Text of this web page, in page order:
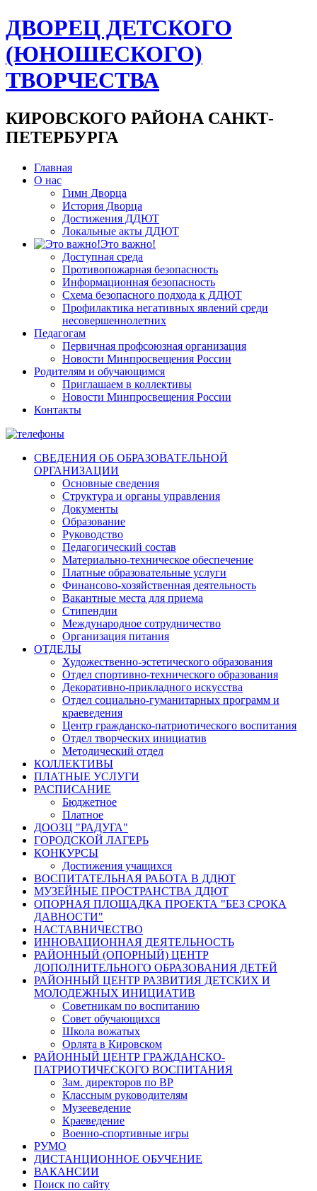
ДВОРЕЦ ДЕТСКОГО
(ЮНОШЕСКОГО)
ТВОРЧЕСТВА
КИРОВСКОГО РАЙОНА САНКТ-
ПЕТЕРБУРГА
Главная
О нас
Гимн Дворца
История Дворца
Достижения ДДЮТ
Локальные акты ДДЮТ
Это важно!
Доступная среда
Противопожарная безопасность
Информационная безопасность
Схема безопасного подхода к ДДЮТ
Профилактика негативных явлений среди
несовершеннолетних
Педагогам
Первичная профсоюзная организация
Новости Минпросвещения России
Родителям и обучающимся
Приглашаем в коллективы
Новости Минпросвещения России
Контакты
СВЕДЕНИЯ ОБ ОБРАЗОВАТЕЛЬНОЙ
ОРГАНИЗАЦИИ
Основные сведения
Структура и органы управления
Документы
Образование
Руководство
Педагогический состав
Материально-техническое обеспечение
Платные образовательные услуги
Финансово-хозяйственная деятельность
Вакантные места для приема
Стипендии
Международное сотрудничество
Организация питания
ОТДЕЛЫ
Художественно-эстетического образования
Отдел спортивно-технического образования
Декоративно-прикладного искусства
Отдел социально-гуманитарных программ и
краеведения
Центр гражданско-патриотического воспитания
Отдел творческих инициатив
Методический отдел
КОЛЛЕКТИВЫ
ПЛАТНЫЕ УСЛУГИ
РАСПИСАНИЕ
Бюджетное
Платное
ДООЗЦ "РАДУГА"
ГОРОДСКОЙ ЛАГЕРЬ
КОНКУРСЫ
Достижения учащихся
ВОСПИТАТЕЛЬНАЯ РАБОТА В ДДЮТ
МУЗЕЙНЫЕ ПРОСТРАНСТВА ДДЮТ
ОПОРНАЯ ПЛОЩАДКА ПРОЕКТА "БЕЗ СРОКА
ДАВНОСТИ"
НАСТАВНИЧЕСТВО
ИННОВАЦИОННАЯ ДЕЯТЕЛЬНОСТЬ
РАЙОННЫЙ (ОПОРНЫЙ) ЦЕНТР
ДОПОЛНИТЕЛЬНОГО ОБРАЗОВАНИЯ ДЕТЕЙ
РАЙОННЫЙ ЦЕНТР РАЗВИТИЯ ДЕТСКИХ И
МОЛОДЕЖНЫХ ИНИЦИАТИВ
Советникам по воспитанию
Совет обучающихся
Школа вожатых
Орлята в Кировском
РАЙОННЫЙ ЦЕНТР ГРАЖДАНСКО-
ПАТРИОТИЧЕСКОГО ВОСПИТАНИЯ
Зам. директоров по ВР
Классным руководителям
Музееведение
Краеведение
Военно-спортивные игры
РУМО
ДИСТАНЦИОННОЕ ОБУЧЕНИЕ
ВАКАНСИИ
Поиск по сайту